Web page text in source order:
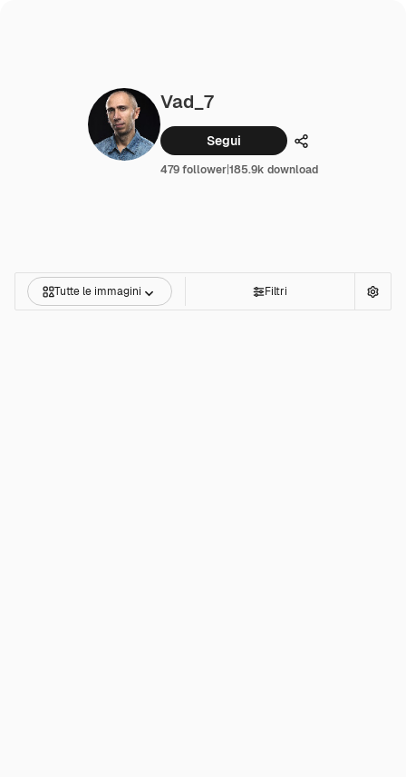
Vad_7
Segui Condividi
479 follower|185.9k download
Tutte le immagini Filtri